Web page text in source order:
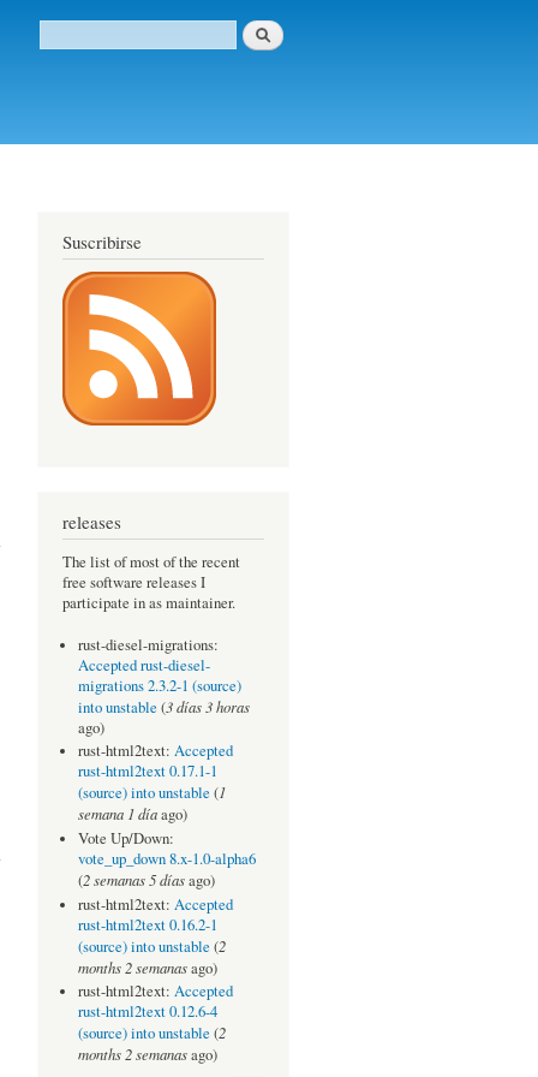
Formulario de búsqueda
Buscar
Suscribirse
releases
The list of most of the recent
free software releases I
participate in as maintainer.
rust-diesel-migrations:
Accepted rust-diesel-
migrations 2.3.2-1 (source)
into unstable (3 días 3 horas
ago)
rust-html2text: Accepted
rust-html2text 0.17.1-1
(source) into unstable (1
semana 1 díaago)
Vote Up/Down:
vote_up_down 8.x-1.0-alpha6
(2 semanas 5 díasago)
rust-html2text: Accepted
rust-html2text 0.16.2-1
(source) into unstable (2
months 2 semanasago)
rust-html2text: Accepted
rust-html2text 0.12.6-4
(source) into unstable (2
months 2 semanasago)